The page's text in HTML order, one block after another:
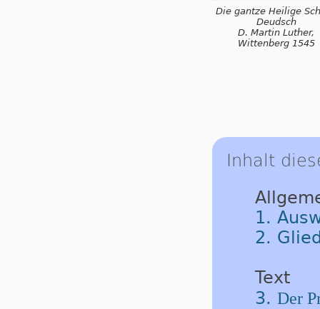
Die gantze Heilige
Deudsch
D. Martin Luther,
Wittenberg 1545
Inhalt
1.
2.
Text
3. Der